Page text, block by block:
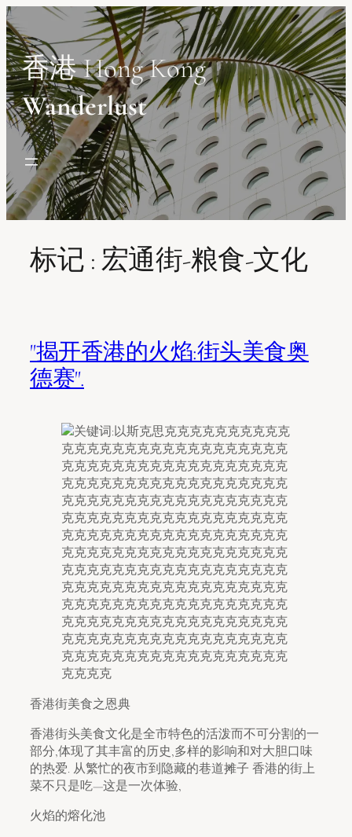
Skip
to
content
香港 Hong Kong
Wanderlust
标记 : 宏通街-粮食-文化
"揭开香港的火焰:街头美食奥
德赛".
香港街美食之恩典
香港街头美食文化是全市特色的活泼而不可分割的一
部分,体现了其丰富的历史,多样的影响和对大胆口味
的热爱. 从繁忙的夜市到隐藏的巷道摊子 香港的街上
菜不只是吃—这是一次体验,
火焰的熔化池